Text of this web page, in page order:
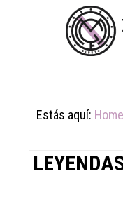
Estás aquí: Home